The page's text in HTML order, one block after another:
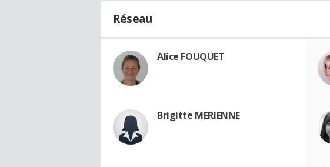
Réseau
Alice FOUQUET
Brigitte MERIENNE